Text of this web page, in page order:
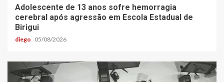
Adolescente de 13 anos sofre hemorragia
cerebral após agressão em Escola Estadual de
Birigui
diego 05/08/2026